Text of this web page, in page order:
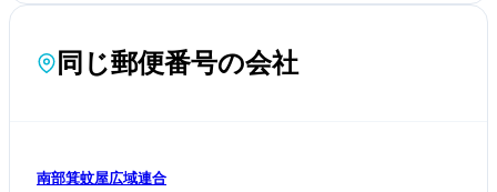
同じ郵便番号の会社
南部箕蚊屋広域連合